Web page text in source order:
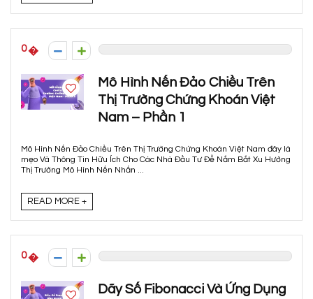
0
Mô Hình Nến Đảo Chiều Trên
Thị Trường Chứng Khoán Việt
Nam – Phần 1
Mô Hình Nến Đảo Chiều Trên Thị Trường Chứng Khoán Việt Nam đây là
mẹo Và Thông Tin Hữu Ích Cho Các Nhà Đầu Tư Để Nắm Bắt Xu Hướng
Thị Trường Mô Hình Nến Nhấn ...
READ MORE +
0
Dãy Số Fibonacci Và Ứng Dụng